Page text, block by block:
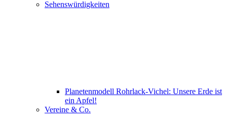
Sehenswürdigkeiten
Planetenmodell Rohrlack-Vichel: Unsere Erde ist
ein Apfel!
Vereine & Co.